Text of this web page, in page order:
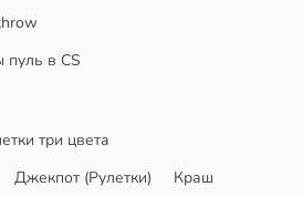
пуль в CS
три цвета
Джекпот (Рулетки)
Краш